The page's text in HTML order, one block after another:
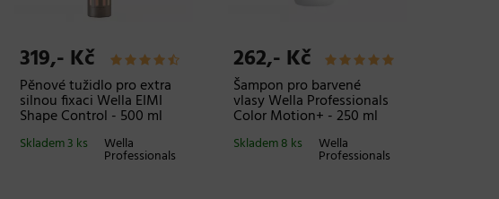
319,- Kč
Pěnové tužidlo pro extra
silnou fixaci Wella EIMI
Shape Control - 500 ml
Wella
Professionals
Skladem 3 ks
262,- Kč
Šampon pro barvené
vlasy Wella Professionals
Color Motion+ - 250 ml
Wella
Professionals
Skladem 8 ks